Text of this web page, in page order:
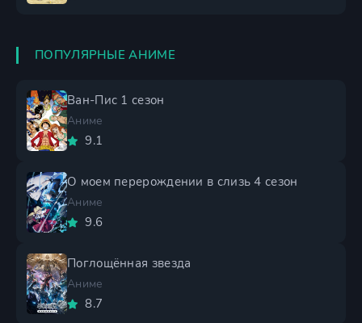
ПОПУЛЯРНЫЕ АНИМЕ
Ван-Пис 1 сезон
Аниме
9.1
О моем перерождении в слизь 4 сезон
Аниме
9.6
Поглощённая звезда
Аниме
8.7